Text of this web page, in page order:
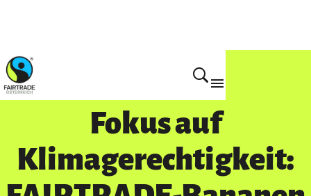
Presse
Fokus auf
Klimagerechtigkeit: